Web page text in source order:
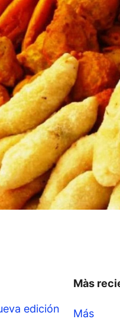
edición
Màs
Más